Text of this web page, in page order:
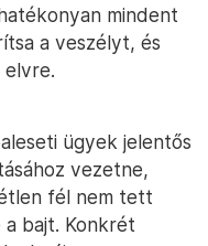
mindent
a veszélyt, és
elvre.
ügyek jelentős
vezetne,
fél nem tett
a bajt. Konkrét